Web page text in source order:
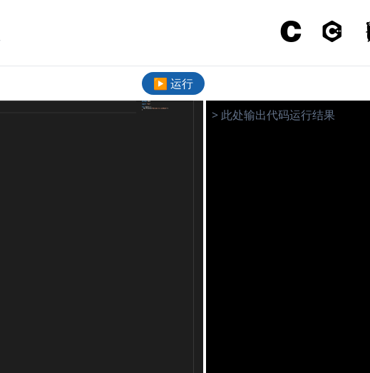
▶ 运行
> 此处输出代码运行结果